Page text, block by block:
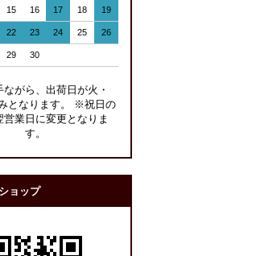
15 16 17 18 19
22 23 24 25 26
29 30
ながら、出荷日が火・
となります。 ※祝日の
営業日に変更となりま
す。
ョップ